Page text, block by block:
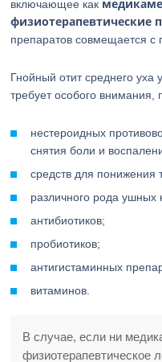
включающее как
физиотерапевтические
препаратов совмещается
Гнойный отит среднего уха
требует особого внимания,
нестероидных
снятия боли и
средств для понижения
различного рода ушных
антибиотиков;
пробиотиков;
антигистаминных
витаминов.
В случае, если ни
физиотерапевтическое